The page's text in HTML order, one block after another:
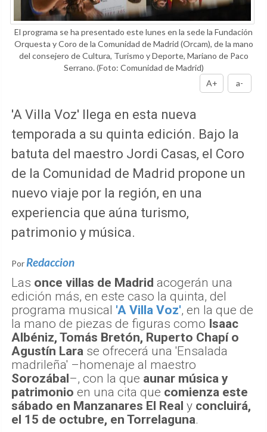
El programa se ha presentado este lunes en la sede la Fundación
Orquesta y Coro de la Comunidad de Madrid (Orcam), de la mano
del consejero de Cultura, Turismo y Deporte, Mariano de Paco
Serrano.(Foto: Comunidad de Madrid)
A+
a-
'A Villa Voz' llega en esta nueva
temporada a su quinta edición. Bajo la
batuta del maestro Jordi Casas, el Coro
de la Comunidad de Madrid propone un
nuevo viaje por la región, en una
experiencia que aúna turismo,
patrimonio y música.
Por Redaccion
Las once villas de Madrid acogerán una
edición más, en este caso la quinta, del
programa musical 'A Villa Voz', en la que de
la mano de piezas de figuras como Isaac
Albéniz, Tomás Bretón, Ruperto Chapí o
Agustín Lara se ofrecerá una 'Ensalada
madrileña' –homenaje al maestro
Sorozábal–, con la que aunar música y
patrimonio en una cita que comienza este
sábado en Manzanares El Real y concluirá,
el 15 de octubre, en Torrelaguna.